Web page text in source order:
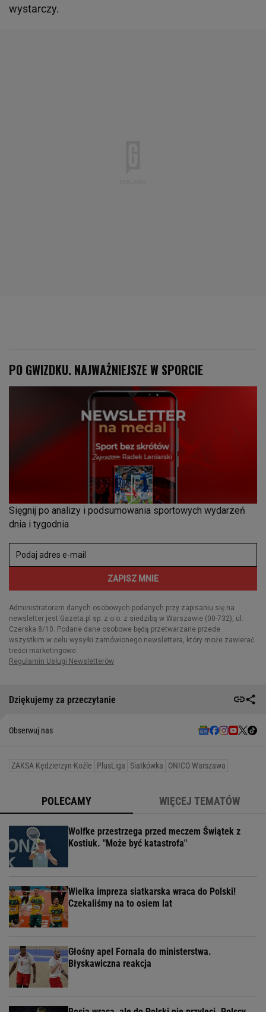
wystarczy.
Dziękujemy za przeczytanie
Obserwuj nas
ZAKSA Kędzierzyn-Koźle PlusLiga Siatkówka ONICO Warszawa
POLECAMY WIĘCEJ TEMATÓW
Wolfke przestrzega przed meczem Świątek z
Kostiuk. "Może być katastrofa"
Wielka impreza siatkarska wraca do Polski!
Czekaliśmy na to osiem lat
Głośny apel Fornala do ministerstwa.
Błyskawiczna reakcja